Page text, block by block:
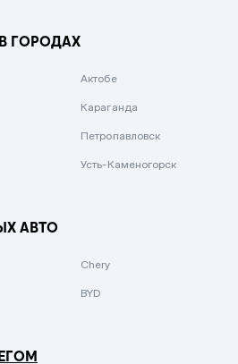
ГОРОДАХ
Актобе
Караганда
Петропавловск
Усть-Каменогорск
АВТО
Chery
BYD